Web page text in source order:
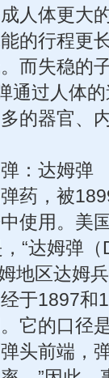
人体更大
的行程更
而失稳的
通过人体
的器官、
：达姆弹
药，被
使用。美
，“达姆弹
地区达姆
于1897和
它的口径
头前端，